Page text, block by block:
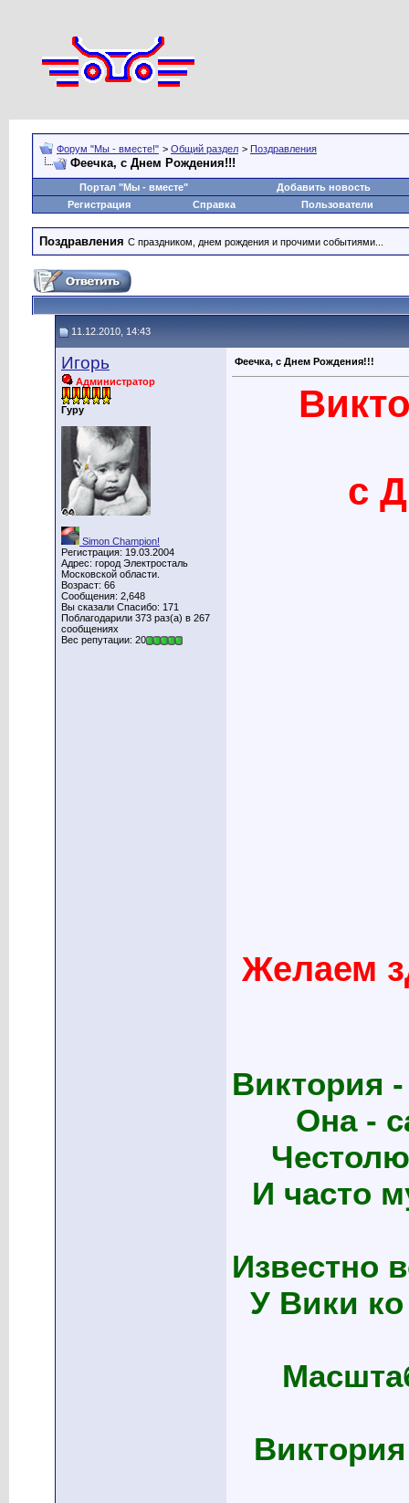
Форум "Мы - вместе!" > Общий раздел > Поздравления
Феечка, с Днем Рождения!!!
Портал "Мы - вместе"
Добавить новость
Регистрация
Справка Пользователи
Поздравления С праздником, днем рождения и прочими событиями...
11.12.2010, 14:43
Игорь
Администратор
Гуру
Simon Champion!
Регистрация: 19.03.2004
Адрес: город Электросталь
Московской области.
Возраст: 66
Сообщения: 2,648
Вы сказали Спасибо: 171
Поблагодарили 373 раз(а) в 267
сообщениях
Вес репутации: 20
Феечка, с Днем Рождения!!!
с
Желаем
Виктория
Она -
И часто
Известно
У Вики